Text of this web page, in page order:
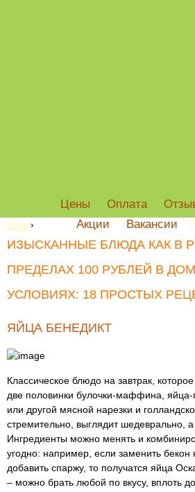
Цены Оплата
Акции
Вакансии
Блог ›
ИЗЫСКАННЫЕ БЛЮДА КАК В
ПРЕДЕЛАХ 100 РУБЛЕЙ В
УСЛОВИЯХ: 18 ПРОСТЫХ
ЯЙЦА БЕНЕДИКТ
Классическое блюдо на завтрак,
две половинки булочки-маффина, яйца-
или другой мясной нарезки и
стремительно, выглядит шедеврально, а
Ингредиенты можно менять и
угодно: например, если заменить бекон
добавить спаржу, то получатся яйца
– можно брать любой по вкусу, вплоть